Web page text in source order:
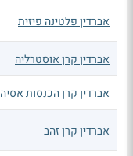
אברדין פלטינה פיזית
אברדין קרן אוסטרליה
אברדין קרן הכנסות אסיה
אברדין קרן זהב